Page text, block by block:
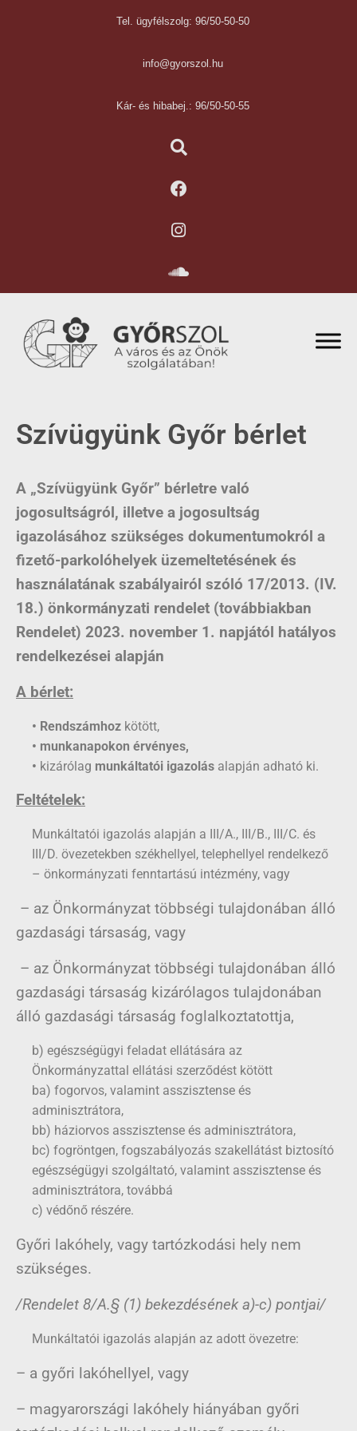
Tel. ügyfélszolg: 96/50-50-50
info@gyorszol.hu
Kár- és hibabej.: 96/50-50-55
Szívügyünk Győr bérlet
A „Szívügyünk Győr” bérletre való
jogosultságról, illetve a jogosultság
igazolásához szükséges dokumentumokról a
fizető-parkolóhelyek üzemeltetésének és
használatának szabályairól szóló 17/2013. (IV.
18.) önkormányzati rendelet (továbbiakban
Rendelet) 2023. november 1. napjától hatályos
rendelkezései alapján
A bérlet:
• Rendszámhoz kötött,
• munkanapokon érvényes,
• kizárólag munkáltatói igazolás alapján adható ki.
Feltételek:
Munkáltatói igazolás alapján a III/A., III/B., III/C. és
III/D. övezetekben székhellyel, telephellyel rendelkező
– önkormányzati fenntartású intézmény, vagy
– az Önkormányzat többségi tulajdonában álló
gazdasági társaság, vagy
– az Önkormányzat többségi tulajdonában álló
gazdasági társaság kizárólagos tulajdonában
álló gazdasági társaság foglalkoztatottja,
b) egészségügyi feladat ellátására az
Önkormányzattal ellátási szerződést kötött
ba) fogorvos, valamint asszisztense és
adminisztrátora,
bb) háziorvos asszisztense és adminisztrátora,
bc) fogröntgen, fogszabályozás szakellátást biztosító
egészségügyi szolgáltató, valamint asszisztense és
adminisztrátora, továbbá
c) védőnő részére.
Győri lakóhely, vagy tartózkodási hely nem
szükséges.
/Rendelet 8/A.§ (1) bekezdésének a)-c) pontjai/
Munkáltatói igazolás alapján az adott övezetre:
– a győri lakóhellyel, vagy
– magyarországi lakóhely hiányában győri